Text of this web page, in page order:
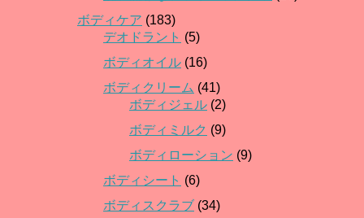
ボディケア (183)
デオドラント (5)
ボディオイル (16)
ボディクリーム (41)
ボディジェル (2)
ボディミルク (9)
ボディローション (9)
ボディシート (6)
ボディスクラブ (34)